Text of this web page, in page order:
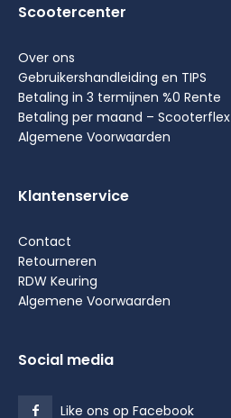
Scootercenter
Over ons
Gebruikershandleiding en TIPS
Betaling in 3 termijnen %0 Rente
Betaling per maand – Scooterflex
Algemene Voorwaarden
Klantenservice
Contact
Retourneren
RDW Keuring
Algemene Voorwaarden
Social media
Like ons op Facebook